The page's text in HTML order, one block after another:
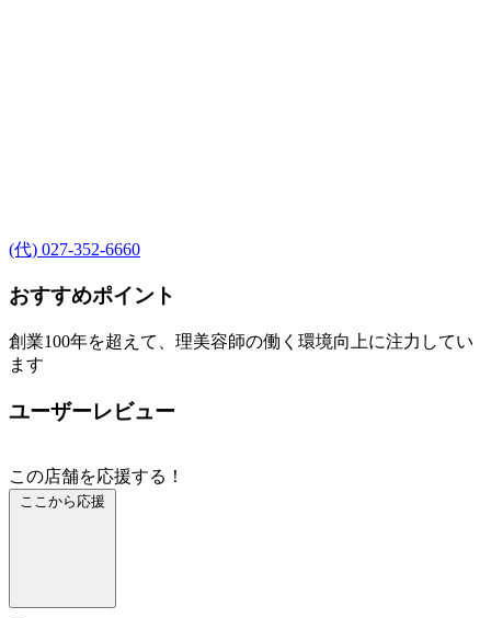
(代) 027-352-6660
おすすめポイント
創業100年を超えて、理美容師の働く環境向上に注力してい
ます
ユーザーレビュー
この店舗を応援する！
ここから応援